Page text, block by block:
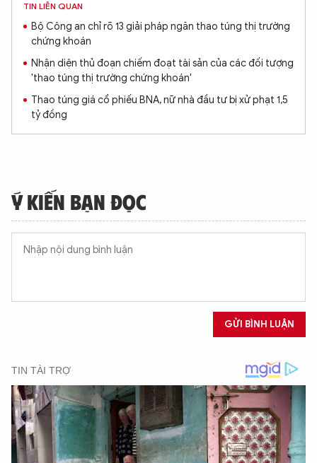
TIN LIÊN QUAN
Bộ Công an chỉ rõ 13 giải pháp ngăn thao túng thị trường
chứng khoán
Nhận diện thủ đoạn chiếm đoạt tài sản của các đối tượng
'thao túng thị trường chứng khoán'
Thao túng giá cổ phiếu BNA, nữ nhà đầu tư bị xử phạt 1,5
tỷ đồng
Ý KIẾN BẠN ĐỌC
GỬI BÌNH LUẬN